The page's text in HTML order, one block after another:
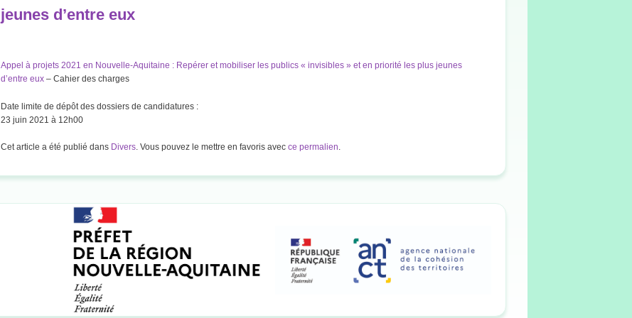
jeunes d’entre eux
Appel à projets 2021 en Nouvelle-Aquitaine : Repérer et mobiliser les publics « invisibles » et en priorité les plus jeunes
d’entre eux– Cahier des charges
Date limite de dépôt des dossiers de candidatures :
23 juin 2021 à 12h00
Cet article a été publié dans Divers. Vous pouvez le mettre en favoris avec ce permalien.